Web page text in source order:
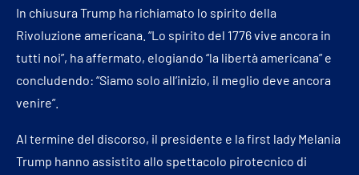
In chiusura Trump ha richiamato lo spirito della
Rivoluzione americana. “Lo spirito del 1776 vive ancora in
tutti noi”, ha affermato, elogiando “la libertà americana” e
concludendo: “Siamo solo all’inizio, il meglio deve ancora
venire”.
Al termine del discorso, il presidente e la first lady Melania
Trump hanno assistito allo spettacolo pirotecnico di